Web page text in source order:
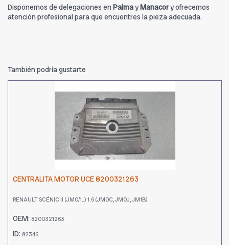
Disponemos de delegaciones en PalmayManacory ofrecemos
atención profesional para que encuentres la pieza adecuada.
También podría gustarte
CENTRALITA MOTOR UCE 8200321263
RENAULT SCÉNIC II (JM0/1_) 1.6 (JM0C, JM0J, JM1B)
OEM: 8200321263
ID: 82346